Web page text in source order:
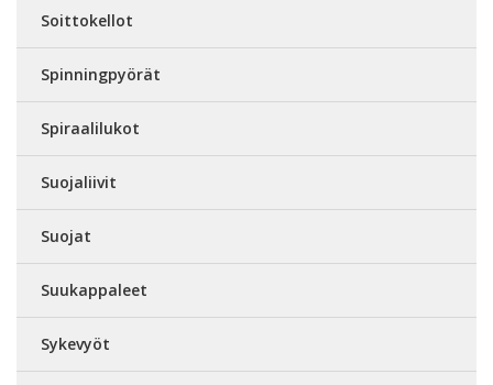
Soittokellot
Spinningpyörät
Spiraalilukot
Suojaliivit
Suojat
Suukappaleet
Sykevyöt